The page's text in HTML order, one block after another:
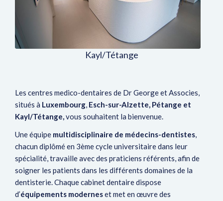
Kayl/Tétange
Les centres medico-dentaires de Dr George et Associes,
situés à Luxembourg Esch-sur-Alzette, Pétange et
Kayl/Tétange, vous souhaitent la bienvenue.
Une équipe multidisciplinaire de médecins-dentistes,
chacun diplômé en 3ème cycle universitaire dans leur
spécialité, travaille avec des praticiens référents, afin de
soigner les patients dans les différents domaines de la
dentisterie. Chaque cabinet dentaire dispose
d’équipements moderneset met en œuvre des